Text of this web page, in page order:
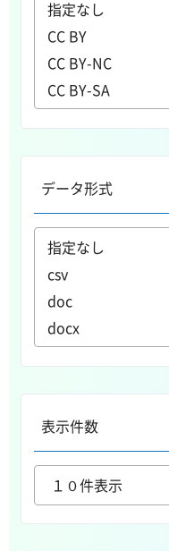
データ形式
表示件数